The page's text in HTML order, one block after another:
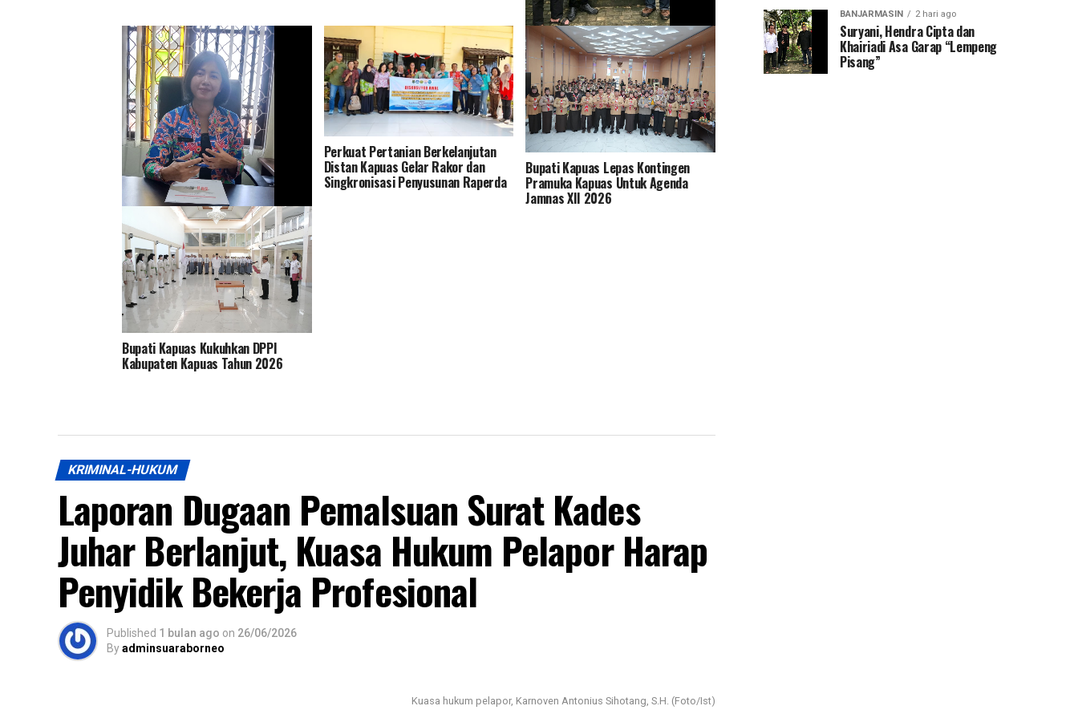
Suryani, Hendra Cipta dan Khairiadi
Asa Garap “Lempeng Pisang”
Tingkatkan Pelayanan dan Ramah
Lingkungan Distan Kapuas Relokasi
RPU ke Handil Parimas Desa Pulau
Telo
Perkuat Pertanian Berkelanjutan
Distan Kapuas Gelar Rakor dan
Singkronisasi Penyusunan Raperda
Bupati Kapuas Lepas Kontingen
Pramuka Kapuas Untuk Agenda
Jamnas XII 2026
Bupati Kapuas Kukuhkan DPPI
Kabupaten Kapuas Tahun 2026
KRIMINAL-HUKUM
Laporan Dugaan Pemalsuan Surat Kades
Juhar Berlanjut, Kuasa Hukum Pelapor Harap
Penyidik Bekerja Profesional
Published 1 bulan ago on 26/06/2026
Byadminsuaraborneo
Kuasa hukum pelapor, Karnoven Antonius Sihotang, S.H. (Foto/Ist)
BANJARMASIN 2 hari ago
Suryani, Hendra Cipta dan
Khairiadi Asa Garap “Lempeng
Pisang”